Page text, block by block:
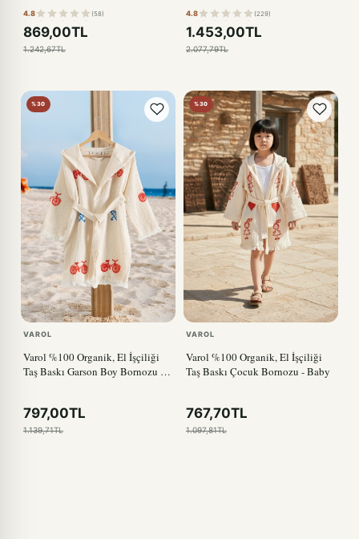
4.8 (58)
869,00TL
1.242,67TL
4.8 (229)
1.453,00TL
2.077,79TL
%30
VAROL
Varol %100 Organik, El İşçiliği
Taş Baskı Garson Boy Bornozu -
797,00TL
1.139,71TL
%30
VAROL
Varol %100 Organik, El İşçiliği
Taş Baskı Çocuk Bornozu - Baby
767,70TL
1.097,81TL